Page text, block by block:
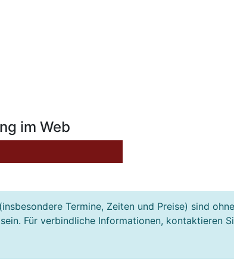
im Web
Termine, Zeiten und Preise) sind
Für verbindliche Informationen, kontaktieren